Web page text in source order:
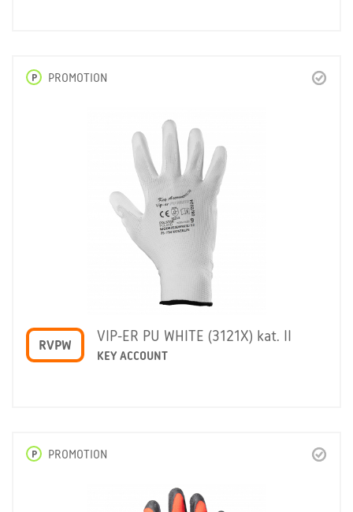
P PROMOTION
RVPW
VIP-ER PU WHITE (3121X) kat. II
KEY ACCOUNT
P PROMOTION